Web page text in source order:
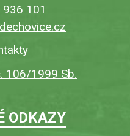
101
106/1999 Sb.
ODKAZY